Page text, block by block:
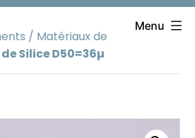
Menu
/ Matériaux de
Silice D50=36µ